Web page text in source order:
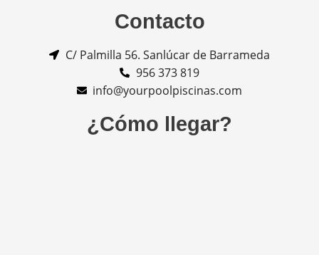
Contacto
C/ Palmilla 56. Sanlúcar de Barrameda
956 373 819
info@yourpoolpiscinas.com
¿Cómo llegar?